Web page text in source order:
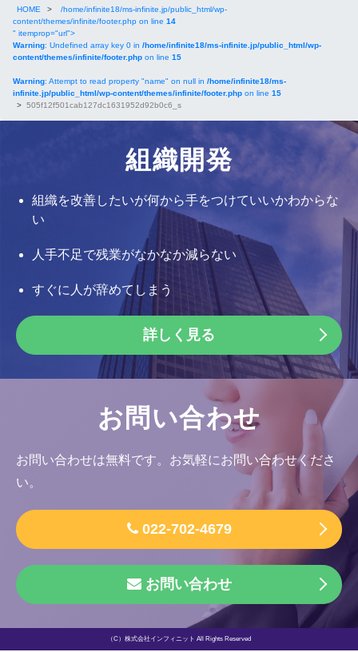
HOME >
/home/infinite18/ms-infinite.jp/public_html/wp-
content/themes/infinite/footer.php on line 14
" itemprop="url">
Warning: Undefined array key 0 in /home/infinite18/ms-infinite.jp/public_html/wp-
content/themes/infinite/footer.php on line 15
Warning: Attempt to read property "name" on null in /home/infinite18/ms-
infinite.jp/public_html/wp-content/themes/infinite/footer.php on line 15
> 505f12f501cab127dc1631952d92b0c6_s
組織開発
組織を改善したいが何から手をつけていいかわからな
い
人手不足で残業がなかなか減らない
すぐに人が辞めてしまう
詳しく見る
お問い合わせ
お問い合わせは無料です。お気軽にお問い合わせくださ
い。
022-702-4679
お問い合わせ
（C）株式会社インフィニット All Rights Reserved